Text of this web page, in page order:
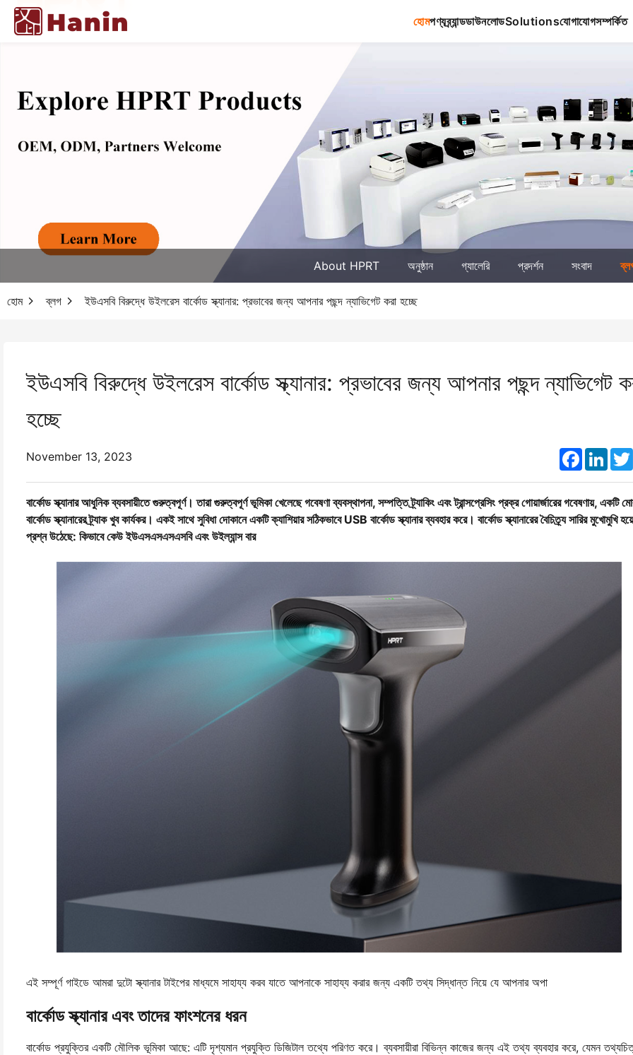
হোমপণ্যব্র্যান্ডডাউনলোডSolutionsযোগাযোগসম্পর্কিত
About HPRT অনুষ্ঠান গ্যালেরি প্রদর্শন সংবাদ
হোম ব্লগ ইউএসবি বিরুদ্ধে উইলরেস বার্কোড স্ক্যানার: প্রভাবের জন্য আপনার পছন্দ ন্যাভিগেট করা হচ্ছে
ইউএসবি বিরুদ্ধে উইলরেস বার্কোড স্ক্যানার: প্রভাবের জন্য আপনার পছন্দ ন্যাভিগেট
হচ্ছে
November 13, 2023 Facebook
বার্কোড স্ক্যানার আধুনিক ব্যবসায়ীতে গুরুত্বপূর্ণ। তারা গুরুত্বপূর্ণ ভূমিকা খেলেছে গবেষণা ব্যবস্থাপনা, সম্পত্তি ট্র্যাকিং এবং ট্রান্সপ্রেসিং প্রক্র গোয়ার্জারের গবেষণায়, একটি
বার্কোড স্ক্যানারের ট্র্যাক খুব কার্যকর। একই সাথে সুবিধা দোকানে একটি ক্যাশিয়ার সঠিকভাবে USB বার্কোড স্ক্যানার ব্যবহার করে। বার্কোড স্ক্যানারের বৈচিত্র্য সারির মুখোমুখি
প্রশ্ন উঠেছে: কিভাবে কেউ ইউএসএসএসএসবি এবং উইল্যান্স বার
এই সম্পূর্ণ গাইডে আমরা দুটো স্ক্যানার টাইপের মাধ্যমে সাহায্য করব যাতে আপনাকে সাহায্য করার জন্য একটি তথ্য সিদ্ধান্ত নিয়ে যে আপনার অপা
বার্কোড স্ক্যানার এবং তাদের ফাংশনের ধরন
বার্কোড প্রযুক্তির একটি মৌলিক ভূমিকা আছে: এটি দৃশ্যমান প্রযুক্তি ডিজিটাল তথ্যে পরিণত করে। ব্যবসায়ীরা বিভিন্ন কাজের জন্য এই তথ্য ব্যবহার করে, যেমন